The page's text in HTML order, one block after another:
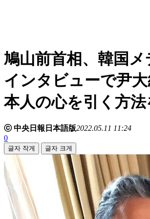
鳩山前首相、韓国
インタビューで尹大
本人の心を引く方
ⓒ 中央日報日本語版2022.05.11 11:24
0
글자 작게 글자 크게